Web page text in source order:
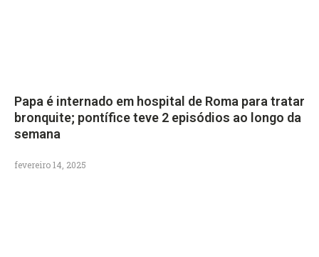
Papa é internado em hospital de Roma para tratar
bronquite; pontífice teve 2 episódios ao longo da
semana
fevereiro 14, 2025